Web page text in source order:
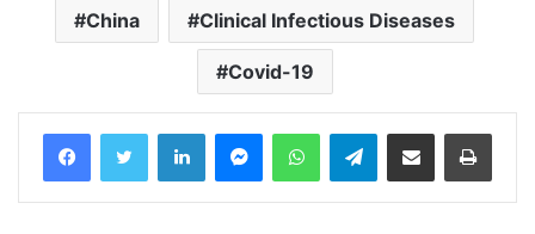
China Clinical Infectious Diseases
Covid-19
FacebookTwitter LinkedInMessengerWhatsAppTelegramCompartir por correo electrónico